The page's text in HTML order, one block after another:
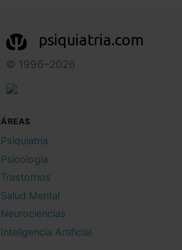
psiquiatria.com
© 1996–2026
ÁREAS
Psiquiatría
Psicología
Trastornos
Salud Mental
Neurociencias
Inteligencia Artificial